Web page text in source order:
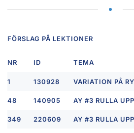
FÖRSLAG PÅ LEKTIONER
NR ID TEMA
1 130928 VARIATION PÅ
48 140905 AY #3 RULLA
349 220609 AY #3 RULLA